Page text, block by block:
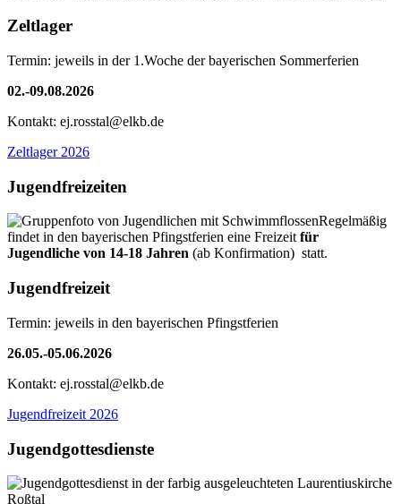
Zeltlager
Termin: jeweils in der 1.Woche der bayerischen Sommerferien
02.-09.08.2026
Kontakt: ej.rosstal@elkb.de
Zeltlager 2026
Jugendfreizeiten
Regelmäßig
findet in den bayerischen Pfingstferien eine Freizeit für
Jugendliche von 14-18 Jahren (ab Konfirmation) statt.
Jugendfreizeit
Termin: jeweils in den bayerischen Pfingstferien
26.05.-05.06.2026
Kontakt: ej.rosstal@elkb.de
Jugendfreizeit 2026
Jugendgottesdienste